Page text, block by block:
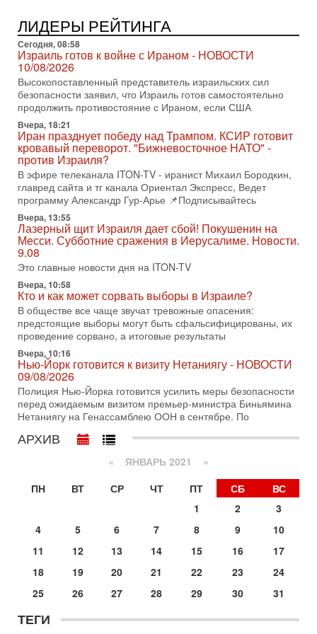
Ситуация вокруг призыва ультраортодоксов в ЦАХАЛ
достигла точки кипения. Попытки принять закон,
освобождающий уклоняющихся харедим от арестов,
3-08-2026, 17:18
Хватит отменять атаки! ЦАХАЛ - не игрушка!
Израиль готов ударить по Ирану!
В эфире телеканала ITON-TV Григорий Тамар, офицер
ЦАХАЛа в отставке, писатель, журналист, военный историк.
Ведет программу Александр Гур-Арье.
3-08-2026, 15:23
Иран задыхается. КСИР готовит удар! Россия теряет
последних союзников. Путин - псих!
В эфире ITON-TV доктор Эльдар Намазов , историк,
политолог, в прошлом – помощник Президента
Азербайджана Гейдара Алиева . Ведет программу
Александр
3-08-2026, 11:09
Выборы в Израиле в опасности?! ШАБАК формирует
спецотдел
В этом выпуске мы разбираем одну из самых тревожных
тем израильской политики. Известно, что израильская
Служба общей безопасности (ШАБАК) создала
3-08-2026, 08:32
Трамп и Иран: последний шанс - НОВОСТИ
03/08/2026
Президент США Дональд Трамп объявил о возобновлении
переговоров с Ираном, но Тегеран пока не подтвердил
готовность к диалогу. По словам американского
2-08-2026, 08:42
Трамп отменил удар по Ирану - НОВОСТИ
Президент США Дональд Трамп сегодня заявил об отмене
подготовленного удара по Ирану после обращений
1-08-2026, 17:50
«Русский голос» Израиля: кто заберет его на этот
Голоса русскоязычных репатриантов не раз кардинально
вспомнить взлет партии «Исраэль ба-алия», когда
31-07-2026, 17:00
молчат Трамп и Нетаньяху?
Недавний визит премьер-министра Израиля Биньямина
Нетаньяху в США и его встреча с Дональдом Трампом
ЛИДЕРЫ РЕЙТИНГА
Сегодня, 08:58
Израиль готов к войне с Ираном - НОВОСТИ
10/08/2026
Высокопоставленный представитель израильских сил
безопасности заявил, что Израиль готов самостоятельно
продолжить противостояние с Ираном, если США
Вчера, 18:21
Иран празднует победу над Трампом. КСИР готовит
кровавый переворот. "Бижневосточное НАТО" -
против Израиля?
В эфире телеканала ITON-TV - иранист Михаил Бородкин,
главред сайта и тг канала Ориентал Экспресс, Ведет
программу Александр Гур-Арье 📌Подписывайтесь
Вчера, 13:55
Лазерный щит Израиля дает сбой! Покушенин на
Месси. Субботние сражения в Иерусалиме. Новости.
9.08
Это главные новости дня на ITON-TV
Вчера, 10:58
Кто и как может сорвать выборы в Израиле?
В обществе все чаще звучат тревожные опасения:
предстоящие выборы могут быть сфальсифицированы, их
проведение сорвано, а итоговые результаты
Вчера, 10:16
Нью-Йорк готовится к визиту Нетаниягу - НОВОСТИ
09/08/2026
Полиция Нью-Йорка готовится усилить меры безопасности
перед ожидаемым визитом премьер-министра Биньямина
Нетаниягу на Генассамблею ООН в сентябре. По
АРХИВ
« ЯНВАРЬ 2021 »
ПН
ВТ СР ЧТ ПТ СБ
ВС
1
2
3
4
5 6 7 8 9
10
11
12 13 14 15 16
17
18
19 20 21 22 23
24
25
26 27 28 29 30 31
ТЕГИ